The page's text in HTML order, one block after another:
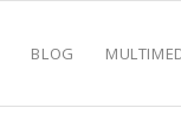
BLOG